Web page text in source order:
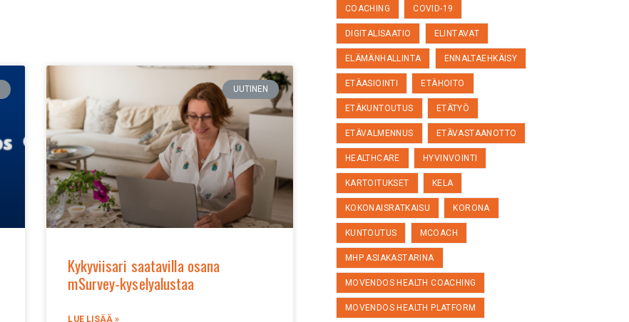
UUTINEN
Kykyviisari saatavilla osana
mSurvey-kyselyalustaa
LUE LISÄÄ »
COACHING COVID-19
DIGITALISAATIO ELINTAVAT
ELÄMÄNHALLINTA ENNALTAEHKÄISY
ETÄASIOINTI ETÄHOITO
ETÄKUNTOUTUS ETÄTYÖ
ETÄVALMENNUS ETÄVASTAANOTTO
HEALTHCARE HYVINVOINTI
KARTOITUKSET KELA
KOKONAISRATKAISU KORONA
KUNTOUTUS MCOACH
MHP ASIAKASTARINA
MOVENDOS HEALTH COACHING
MOVENDOS HEALTH PLATFORM